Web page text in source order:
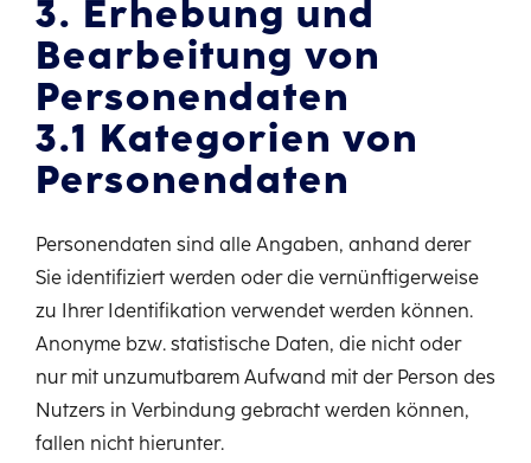
3. Erhebung und
Bearbeitung von
Personendaten
3.1 Kategorien von
Personendaten
Personendaten sind alle Angaben, anhand derer
Sie identifiziert werden oder die vernünftigerweise
zu Ihrer Identifikation verwendet werden können.
Anonyme bzw. statistische Daten, die nicht oder
nur mit unzumutbarem Aufwand mit der Person des
Nutzers in Verbindung gebracht werden können,
fallen nicht hierunter.